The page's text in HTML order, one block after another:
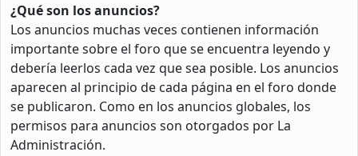
¿Qué son los anuncios?
Los anuncios muchas veces contienen información
importante sobre el foro que se encuentra leyendo y
debería leerlos cada vez que sea posible. Los anuncios
aparecen al principio de cada página en el foro donde
se publicaron. Como en los anuncios globales, los
permisos para anuncios son otorgados por La
Administración.